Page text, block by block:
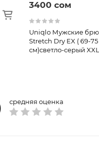
3400 сом
Uniqlo Мужские
Stretch Dry EX ( 69-75
см)светло-серый XXL
средняя оценка